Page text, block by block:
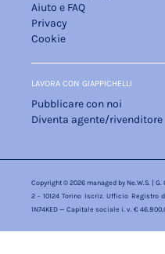
Aiuto e FAQ
Privacy
Cookie
LAVORA CON GIAPPICHELLI
Pubblicare con noi
Diventa agente/rivenditore
Copyright © 2026 managed by Ne.W.S. | G.
2 - 10124 Torino Iscriz. Ufficio Registro
1N74KED — Capitale sociale i. v. €